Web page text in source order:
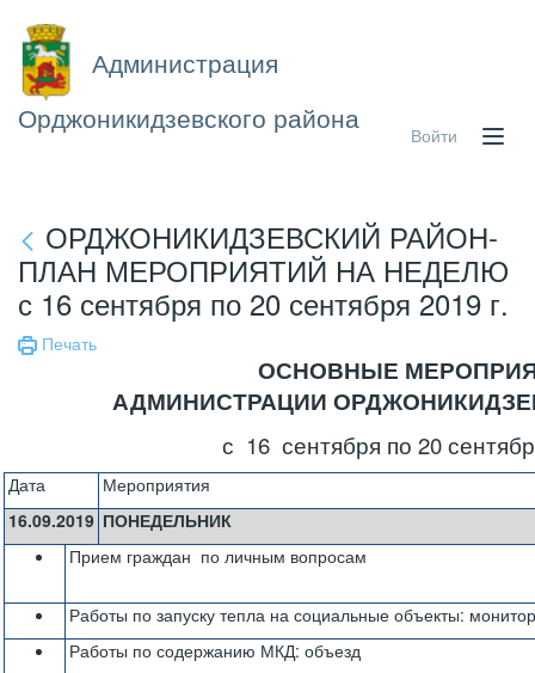
Администрация
Орджоникидзевского района
Войти
ОРДЖОНИКИДЗЕВСКИЙ РАЙОН-
ПЛАН МЕРОПРИЯТИЙ НА НЕДЕЛЮ
с 16 сентября по 20 сентября 2019 г.
Печать
ОСНОВНЫЕ
АДМИНИСТРАЦИИ
с 16 сентября по 20
Дата
Мероприятия
16.09.2019 ПОНЕДЕЛЬНИК
Прием граждан по личным вопросам
Работы по запуску тепла на социальные объекты:
Работы по содержанию МКД: объезд